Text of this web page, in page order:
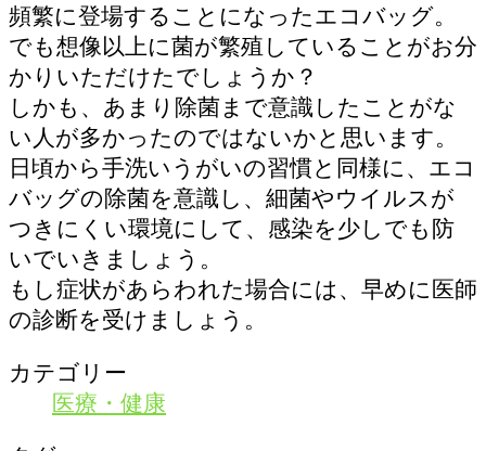
頻繁に登場することになったエコバッグ。
でも想像以上に菌が繁殖していることがお分
かりいただけたでしょうか？
しかも、あまり除菌まで意識したことがな
い人が多かったのではないかと思います。
日頃から手洗いうがいの習慣と同様に、エコ
バッグの除菌を意識し、細菌やウイルスが
つきにくい環境にして、感染を少しでも防
いでいきましょう。
もし症状があらわれた場合には、早めに医師
の診断を受けましょう。
カテゴリー
医療・健康